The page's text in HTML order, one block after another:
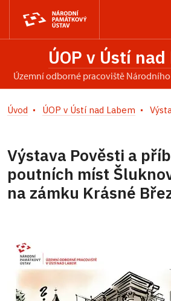
ÚOP v Ústí nad
územní odborné pracoviště
Úvod ÚOP v Ústí nad Labem
Výstava Pověsti a
poutních míst
na zámku Krásné